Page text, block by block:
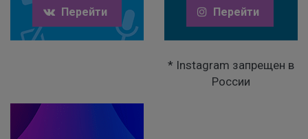
Перейти Перейти
* Instagram запрещен в
России